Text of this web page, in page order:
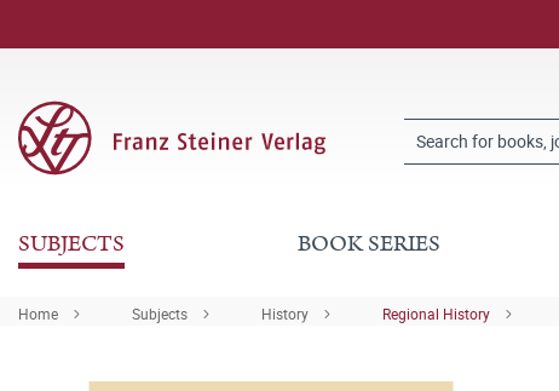
SUBJECTS BOOK SERIES
Home Subjects History Regional History